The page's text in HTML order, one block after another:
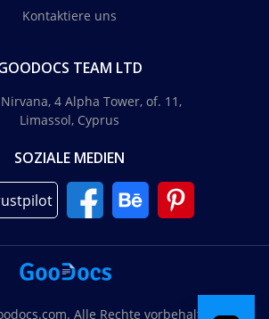
Kontaktiere uns
TEAM LTD
4 Alpha Tower, of. 11,
Limassol, Cyprus
SOZIALE MEDIEN
Alle Rechte vorbehalten